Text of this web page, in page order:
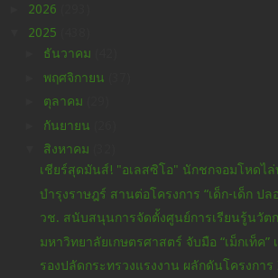
2026
2025
ธันวาคม
พฤศจิกายน
ตุลาคม
กันยายน
สิงหาคม
เชียร์สุดมันส์! "อเลสซิโอ" นักชกจอมโหดไ
บำรุงราษฎร์ สานต่อโครงการ “เด็ก-เด็ก ปล
วช. สนับสนุนการจัดตั้งศูนย์การเรียนรู้นวัต
มหาวิทยาลัยเกษตรศาสตร์ จับมือ “เม็กเท็ค”
รองปลัดกระทรวงแรงงาน ผลักดันโครงการ